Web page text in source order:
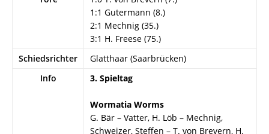
1:1 Gutermann (8.)
2:1 Mechnig (35.)
3:1 H. Freese (75.)
Schiedsrichter
Glatthaar (Saarbrücken)
Info
3. Spieltag
Wormatia Worms
G. Bär – Vatter, H. Löb – Mechnig,
Schweizer, Steffen – T. von Brevern, H.